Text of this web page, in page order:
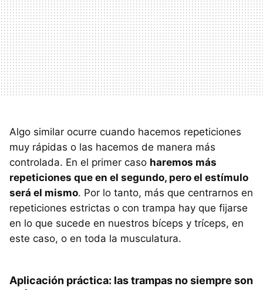
Algo similar ocurre cuando hacemos repeticiones
muy rápidas o las hacemos de manera más
controlada. En el primer caso haremos más
repeticiones que en el segundo, pero el estímulo
será el mismo. Por lo tanto, más que centrarnos en
repeticiones estrictas o con trampa hay que fijarse
en lo que sucede en nuestros bíceps y tríceps, en
este caso, o en toda la musculatura.
Aplicación práctica: las trampas no siempre son